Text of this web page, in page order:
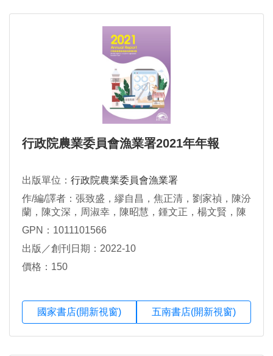
行政院農業委員會漁業署2021年年報
出版單位： 行政院農業委員會漁業署
作/編/譯者：張致盛，繆自昌，焦正清，劉家禎，陳汾
蘭，陳文深，周淑幸，陳昭慧，鍾文正，楊文賢，陳
彥臻
GPN：1011101566
出版／創刊日期：2022-10
價格：150
國家書店(開新視窗) 五南書店(開新視窗)